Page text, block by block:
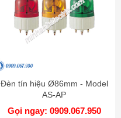
Đèn tín hiệu Ø86mm - Model
AS-AP
Gọi ngay: 0909.067.950